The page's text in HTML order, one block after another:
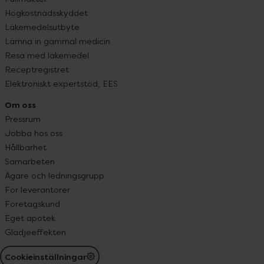
Högkostnadsskyddet
Läkemedelsutbyte
Lämna in gammal medicin
Resa med läkemedel
Receptregistret
Elektroniskt expertstöd, EES
Om oss
Pressrum
Jobba hos oss
Hållbarhet
Samarbeten
Ägare och ledningsgrupp
För leverantörer
Företagskund
Eget apotek
Glädjeeffekten
Cookieinställningar